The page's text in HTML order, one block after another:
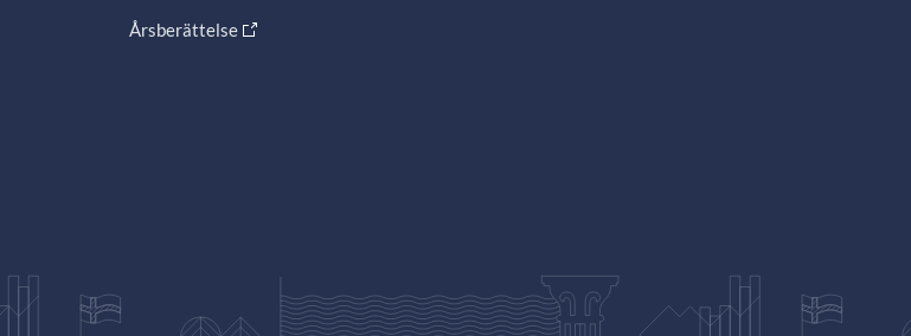
Årsberättelse